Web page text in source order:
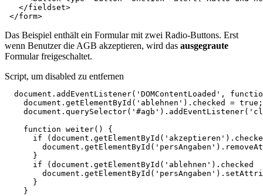
</fieldset>
</form>
Das Beispiel enthält ein Formular mit zwei Radio-Buttons. Erst
wenn Benutzer die AGB akzeptieren, wird das ausgegraute
Formular freigeschaltet.
Script, um disabled zu entfernen
document . addEventListener( 'DOMContentLoaded' ,
document . getElementById ( 'ablehnen' ). checked = true ;
document . querySelector( '#agb' ). addEventListener(
function weiter()
{
if
( document . getElementById ( 'akzeptieren' ).
document . getElementById ( 'persAngaben' ).
}
if
( document . getElementById ( 'ablehnen' ). checked
document . getElementById ( 'persAngaben' ).
}
}